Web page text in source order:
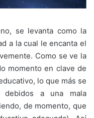
se levanta como la
a la cual le encanta el
Como se ve la
momento en clave de
lo que más se
debidos a una mala
de momento, que